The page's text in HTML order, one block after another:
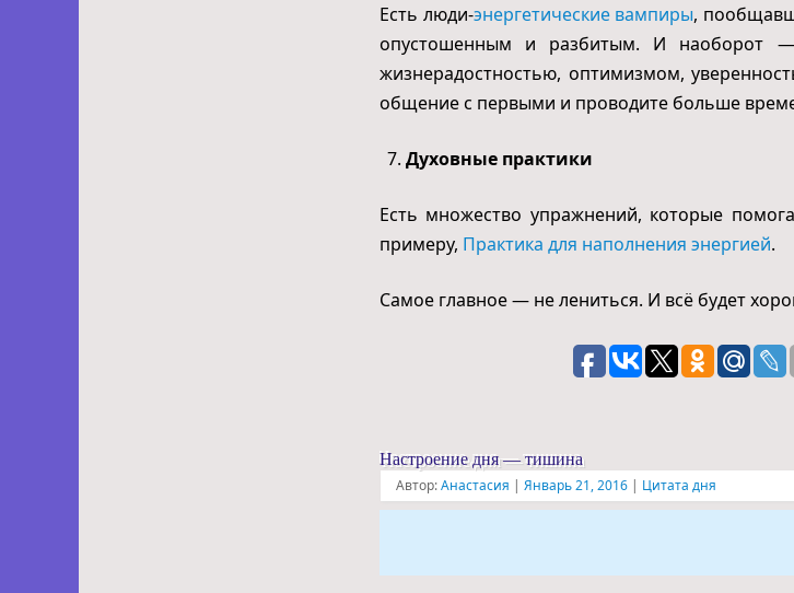
Есть люди-энергетические вампиры,
опустошенным и разбитым. И наоборот
жизнерадостностью, оптимизмом,
общение с первыми и проводите больше
Духовные практики
Есть множество упражнений, которые
примеру, Практика для наполнения энергией.
Самое главное — не лениться. И всё будет
Настроение дня — тишина
Автор:Анастасия | Январь 21, 2016 | Цитата дня